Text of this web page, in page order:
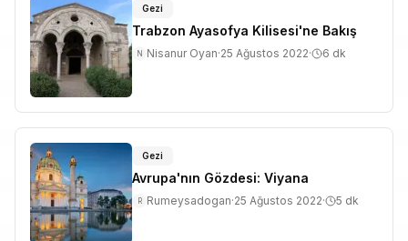
Gezi
Trabzon Ayasofya Kilisesi'ne Bakış
N Nisanur Oyan·25 Ağustos 2022· 6 dk
Gezi
Avrupa'nın Gözdesi: Viyana
R Rumeysadogan·25 Ağustos 2022· 5 dk